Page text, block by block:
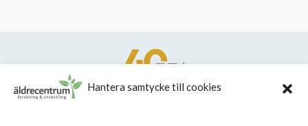
Hantera samtycke till cookies